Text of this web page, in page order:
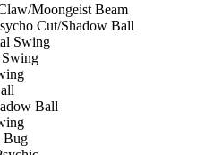
Moongeist Beam
Cut/Shadow Ball
Swing
Ball
Bug